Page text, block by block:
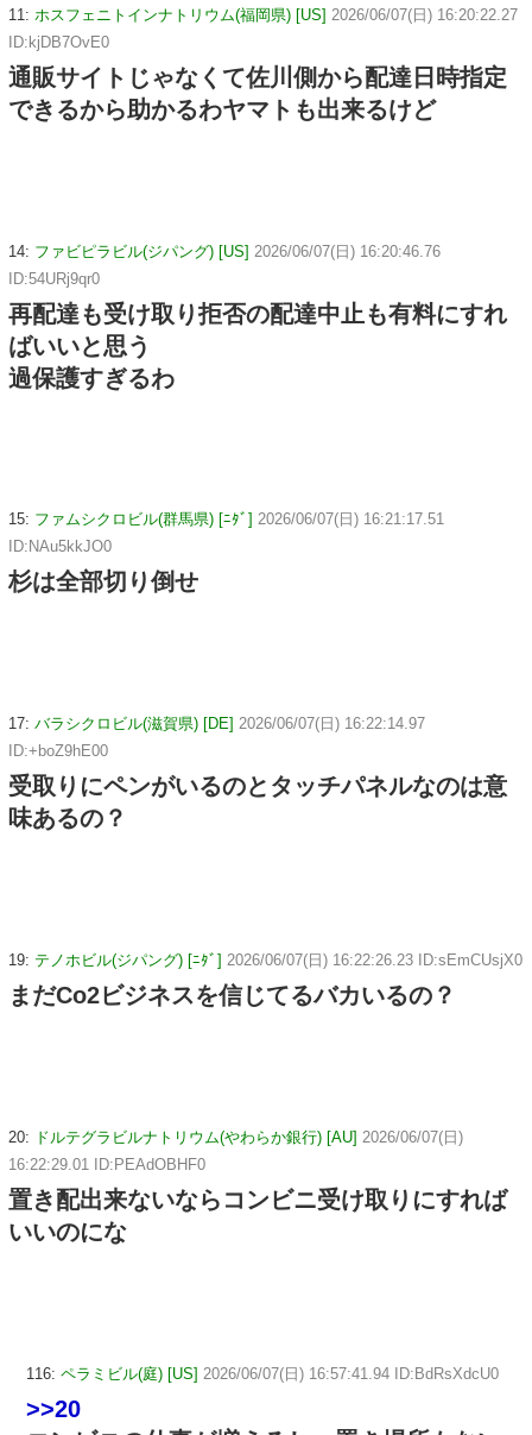
11: ホスフェニトインナトリウム(福岡県) [US] 2026/06/07(日) 16:20:22.27
ID:kjDB7OvE0
通販サイトじゃなくて佐川側から配達日時指定
できるから助かるわヤマトも出来るけど
14: ファビピラビル(ジパング) [US] 2026/06/07(日) 16:20:46.76
ID:54URj9qr0
再配達も受け取り拒否の配達中止も有料にすれ
ばいいと思う
過保護すぎるわ
15: ファムシクロビル(群馬県) [ﾆﾀﾞ] 2026/06/07(日) 16:21:17.51
ID:NAu5kkJO0
杉は全部切り倒せ
17: バラシクロビル(滋賀県) [DE] 2026/06/07(日) 16:22:14.97
ID:+boZ9hE00
受取りにペンがいるのとタッチパネルなのは意
味あるの？
19: テノホビル(ジパング) [ﾆﾀﾞ] 2026/06/07(日) 16:22:26.23 ID:sEmCUsjX0
まだCo2ビジネスを信じてるバカいるの？
20: ドルテグラビルナトリウム(やわらか銀行) [AU] 2026/06/07(日)
16:22:29.01 ID:PEAdOBHF0
置き配出来ないならコンビニ受け取りにすれば
いいのにな
116: ペラミビル(庭) [US] 2026/06/07(日) 16:57:41.94 ID:BdRsXdcU0
>>20